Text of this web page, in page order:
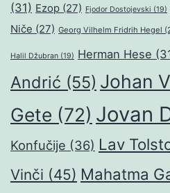
(31) Ezop (27) Fjodor Dostojevski (19)
Niče (27) Georg Vilhelm Fridrih Hegel
Halil Džubran (19) Herman Hese
Andrić (55) Johan
Gete (72) Jovan
Konfučije (36) Lav
Vinči (45) Mahatma